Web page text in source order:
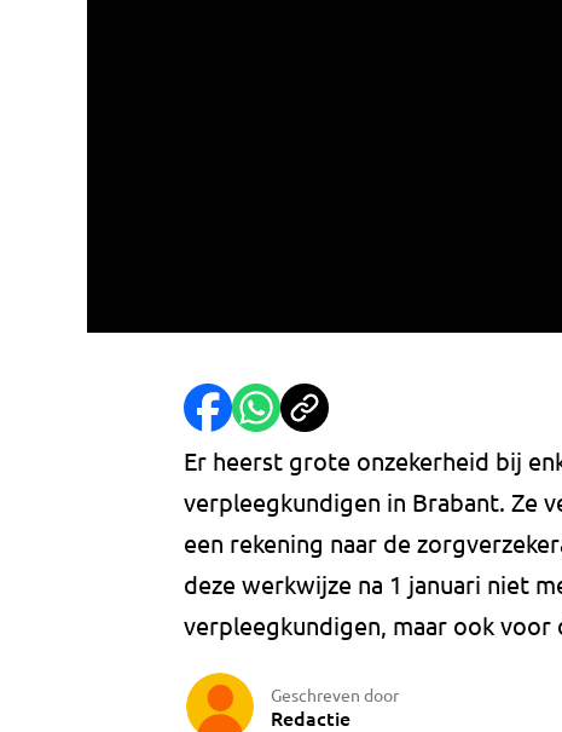
Er heerst grote onzekerheid bij
verpleegkundigen in Brabant. Ze
een rekening naar de
deze werkwijze na 1 januari niet
verpleegkundigen, maar ook
Geschreven door
Redactie